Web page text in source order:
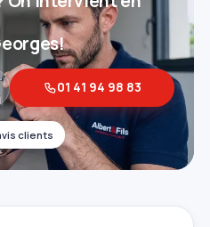
clients
01 41 94 98 83